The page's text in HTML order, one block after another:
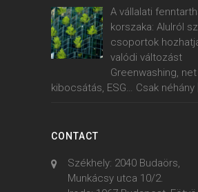
Karbonmese
nem is olyan távoli
2023-12-11